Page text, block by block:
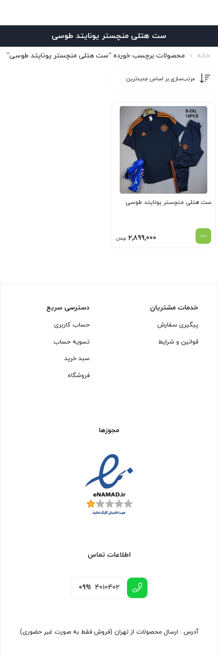
ست هتلی منچستر یونایتد طوسی
خانه محصولات برچسب خورده “ست هتلی منچستر یونایتد طوسی”
ست هتلی منچستر یونایتد طوسی
2,899,000 تومان
خدمات مشتریان
پیگیری سفارش
قوانین و شرایط
دسترسی سریع
حساب کاربری
تسویه حساب
سبد خرید
فروشگاه
مجوزها
اطلاعات تماس
0991 4010402
آدرس : ارسال محصولات از تهران (فروش فقط به صورت غیر حضوری)